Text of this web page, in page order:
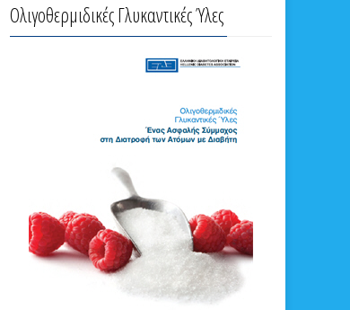
Ολιγοθερμιδικές Γλυκαντικές Ύλες